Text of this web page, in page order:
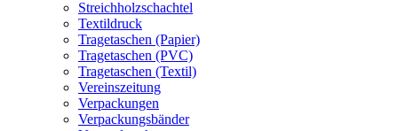
Streichholzschachtel
Textildruck
Tragetaschen (Papier)
Tragetaschen (PVC)
Tragetaschen (Textil)
Vereinszeitung
Verpackungen
Verpackungsbänder